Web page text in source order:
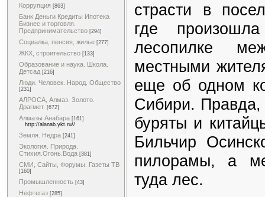
Коррупция [863]
Банк Деньги Кредиты Ипотека
Бизнес и торговля.
Предпринимательство [294]
Социалка, пенсия, жилье [277]
ЖКХ, строительство [133]
Образование и наука. Школа.
Детсад [216]
Люди. Человек. Народ. Общество
[231]
АЛРОСА, Алмаз. Золото.
Драгмет. [672]
Алмазы Анабара [161]
http://alanab.ykt.ru//
Земля. Недра [241]
Экология. Природа.
Стихия.Огонь.Вода [381]
СМИ, Сайты, Форумы. Газеты ТВ
[160]
Промышленность [43]
Нефтегаз [285]
страсти в
где
лесопилке
местными
еще об одном
Сибири. Правда,
буряты и
Бильчир
пилорамы, а
туда лес.